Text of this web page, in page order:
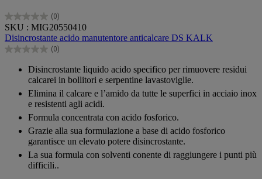
(0)
0.0
su
5
stelle.
SKU : MIG20550410
Disincrostante acido manutentore anticalcare DS KALK
(0)
0.0
Disincrostante liquido acido specifico per rimuovere residui
calcarei in bollitori e serpentine lavastoviglie.
Elimina il calcare e l’amido da tutte le superfici in acciaio inox
e resistenti agli acidi.
Formula concentrata con acido fosforico.
Grazie alla sua formulazione a base di acido fosforico
garantisce un elevato potere disincrostante.
La sua formula con solventi conente di raggiungere i punti più
difficili..